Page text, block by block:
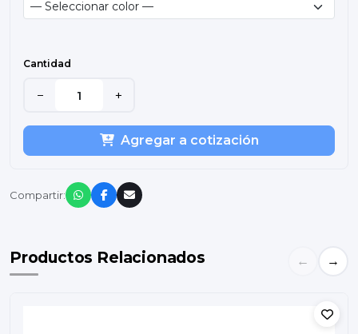
Cantidad
− +
Agregar a cotización
Compartir:
Productos Relacionados ← →